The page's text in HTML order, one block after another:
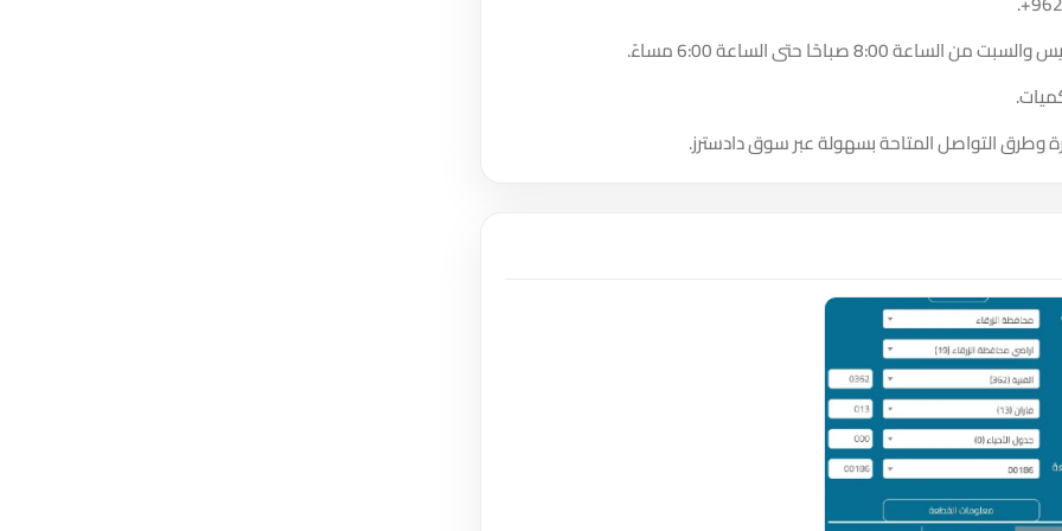
8:00 صباحًا حتى الساعة 6:00 مساءً.
وطرق التواصل المتاحة بسهولة عبر سوق دادسترز.